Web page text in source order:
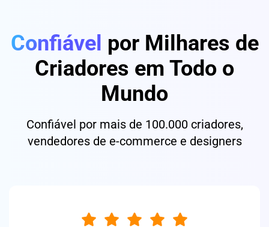
Confiável por Milhares de
Criadores em Todo o
Mundo
Confiável por mais de 100.000 criadores,
vendedores de e-commerce e designers